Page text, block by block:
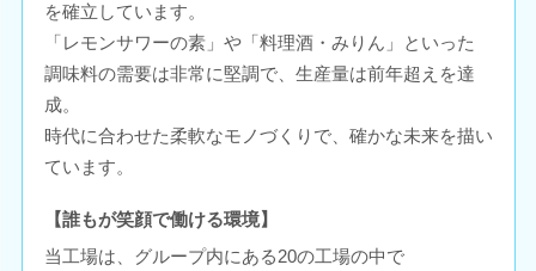
を確立しています。
「レモンサワーの素」や「料理酒・みりん」といった
調味料の需要は非常に堅調で、生産量は前年超えを達
成。
時代に合わせた柔軟なモノづくりで、確かな未来を描い
ています。
【誰もが笑顔で働ける環境】
当工場は、グループ内にある20の工場の中で